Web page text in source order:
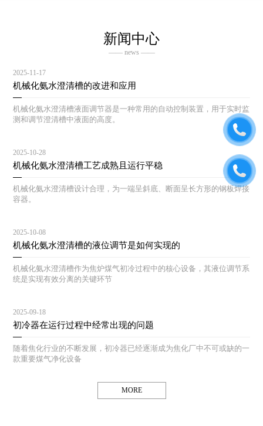
新闻中心
—— news ——
2025-11-17
机械化氨水澄清槽的改进和应用
机械化氨水澄清槽液面调节器是一种常用的自动控制装置，用于实时监
测和调节澄清槽中液面的高度。
2025-10-28
机械化氨水澄清槽工艺成熟且运行平稳
机械化氨水澄清槽设计合理，为一端呈斜底、断面呈长方形的钢板焊接
容器。
2025-10-08
机械化氨水澄清槽的液位调节是如何实现的
机械化氨水澄清槽作为焦炉煤气初冷过程中的核心设备，其液位调节系
统是实现有效分离的关键环节
2025-09-18
初冷器在运行过程中经常出现的问题
随着焦化行业的不断发展，初冷器已经逐渐成为焦化厂中不可或缺的一
款重要煤气净化设备
MORE